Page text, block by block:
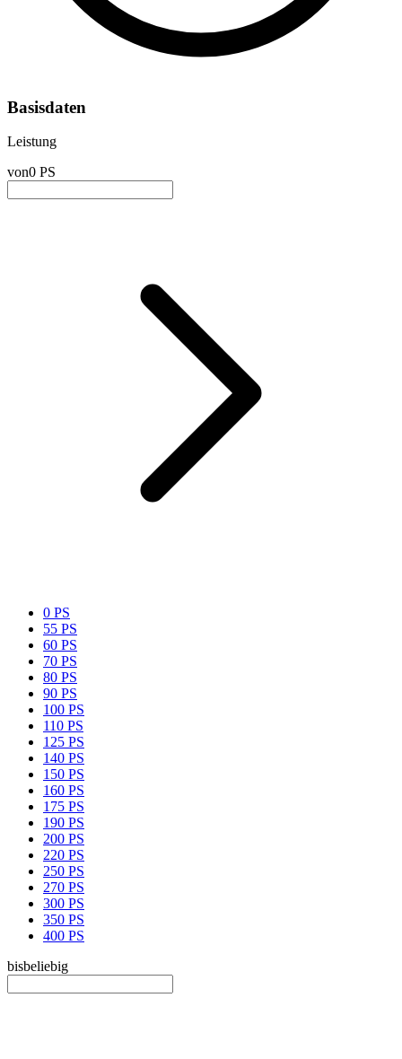
Basisdaten
Leistung
von0 PS
0 PS
55 PS
60 PS
70 PS
80 PS
90 PS
100 PS
110 PS
125 PS
140 PS
150 PS
160 PS
175 PS
190 PS
200 PS
220 PS
250 PS
270 PS
300 PS
350 PS
400 PS
bisbeliebig